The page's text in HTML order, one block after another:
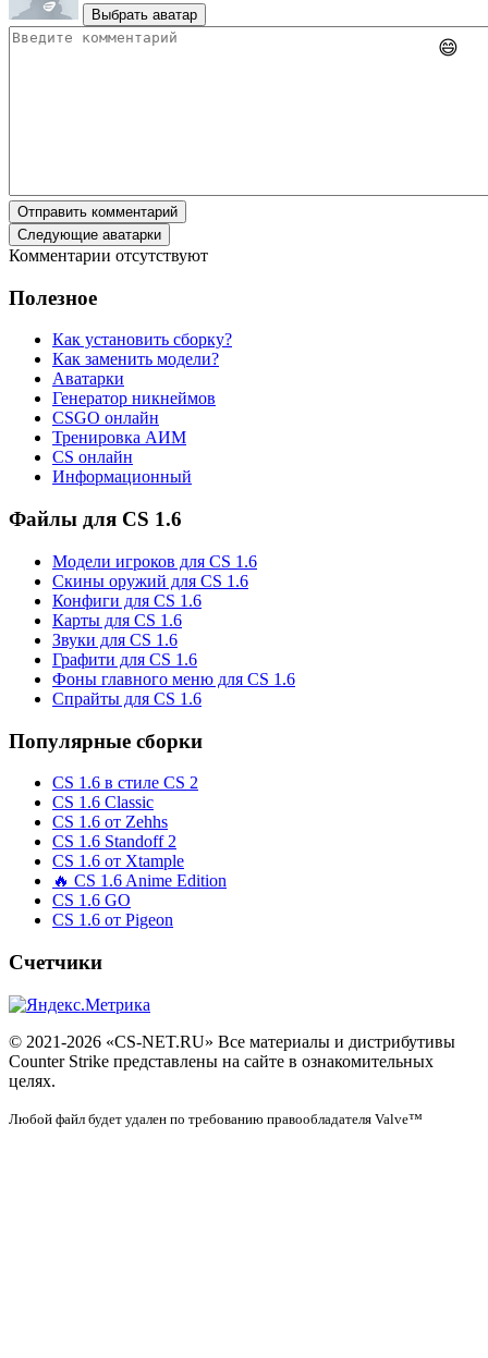
Выбрать аватар
😄
Отправить комментарий
Следующие аватарки
Комментарии отсутствуют
Полезное
Как установить сборку?
Как заменить модели?
Аватарки
Генератор никнеймов
CSGO онлайн
Тренировка АИМ
CS онлайн
Информационный
Файлы для CS 1.6
Модели игроков для CS 1.6
Скины оружий для CS 1.6
Конфиги для CS 1.6
Карты для CS 1.6
Звуки для CS 1.6
Графити для CS 1.6
Фоны главного меню для CS 1.6
Спрайты для CS 1.6
Популярные сборки
CS 1.6 в стиле CS 2
CS 1.6 Classic
CS 1.6 от Zehhs
CS 1.6 Standoff 2
CS 1.6 от Xtample
🔥 CS 1.6 Anime Edition
CS 1.6 GO
CS 1.6 от Pigeon
Счетчики
© 2021-2026 «CS-NET.RU» Все материалы и дистрибутивы
Counter Strike представлены на сайте в ознакомительных
целях.
Любой файл будет удален по требованию правообладателя Valve™